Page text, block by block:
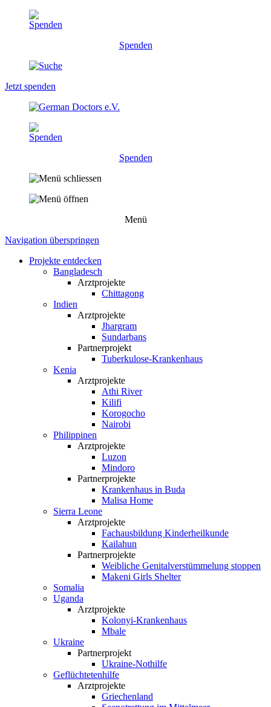
Spenden
Jetzt spenden
Spenden
Menü
Navigation überspringen
Projekte entdecken
Bangladesch
Arztprojekte
Chittagong
Indien
Arztprojekte
Jhargram
Sundarbans
Partnerprojekt
Tuberkulose-Krankenhaus
Kenia
Arztprojekte
Athi River
Kilifi
Korogocho
Nairobi
Philippinen
Arztprojekte
Luzon
Mindoro
Partnerprojekte
Krankenhaus in Buda
Malisa Home
Sierra Leone
Arztprojekte
Fachausbildung Kinderheilkunde
Kailahun
Partnerprojekte
Weibliche Genital­verstümmelung stoppen
Makeni Girls Shelter
Somalia
Uganda
Arztprojekte
Kolonyi-Krankenhaus
Mbale
Ukraine
Partnerprojekt
Ukraine-Nothilfe
Geflüchtetenhilfe
Arztprojekte
Griechenland